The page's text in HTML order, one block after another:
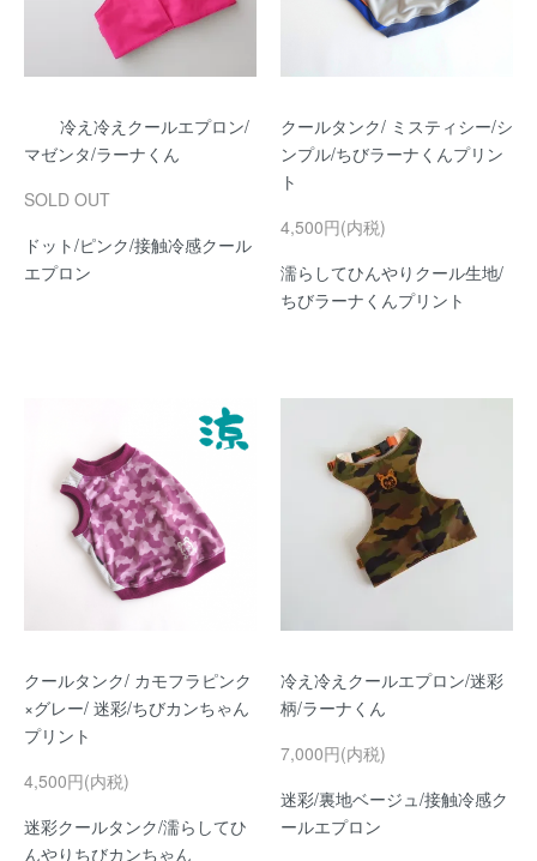
冷え冷えクールエプロン/
マゼンタ/ラーナくん
SOLD OUT
ドット/ピンク/接触冷感クール
エプロン
クールタンク/ ミスティシー/シ
ンプル/ちびラーナくんプリン
ト
4,500円(内税)
濡らしてひんやりクール生地/
ちびラーナくんプリント
クールタンク/ カモフラピンク
×グレー/ 迷彩/ちびカンちゃん
プリント
4,500円(内税)
迷彩クールタンク/濡らしてひ
んやりちびカンちゃん
冷え冷えクールエプロン/迷彩
柄/ラーナくん
7,000円(内税)
迷彩/裏地ベージュ/接触冷感ク
ールエプロン